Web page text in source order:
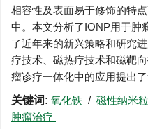
相容性及表面易于修饰的特
中。本文分析了IONP用于肿
了近年来的新兴策略和研究
疗技术、磁热疗技术和磁靶
瘤诊疗一体化中的应用提出了
关键词: 氧化铁 / 磁性纳米粒
肿瘤治疗